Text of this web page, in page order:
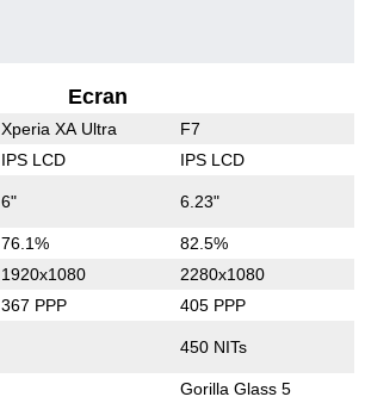
Ecran
Xperia XA Ultra F7
IPS LCD IPS LCD
6" 6.23"
76.1% 82.5%
1920x1080 2280x1080
367 PPP 405 PPP
450 NITs
Gorilla Glass 5